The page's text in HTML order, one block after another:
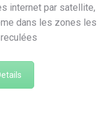
internet par satellite,
dans les zones les